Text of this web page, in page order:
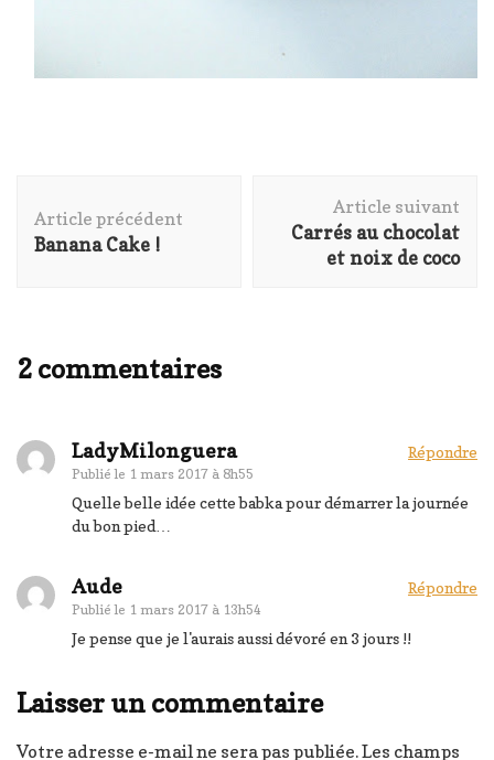
d'article
Article précédent
Banana Cake !
Article suivant
Carrés au chocolat
et noix de coco
2 commentaires
LadyMilonguera
Publié le 1 mars 2017 à 8h55
Répondre
Quelle belle idée cette babka pour démarrer la journée
du bon pied…
Aude
Publié le 1 mars 2017 à 13h54
Répondre
Je pense que je l'aurais aussi dévoré en 3 jours !!
Laisser un commentaire
Votre adresse e-mail ne sera pas publiée.Les champs